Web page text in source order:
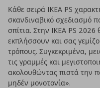
Κάθε σειρά IKEA PS
σκανδιναβικό σχεδιασμό
σπίτια. Στην IKEA PS 2026
εκπλήσσουν και σας
τρόπους. Συγκεκριμένα,
τις γραμμές και
ακολουθώντας πιστά την
μηδέν μονοτονία».